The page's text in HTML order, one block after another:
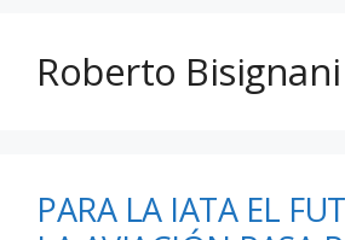
Roberto Bisignani
PARA LA IATA EL